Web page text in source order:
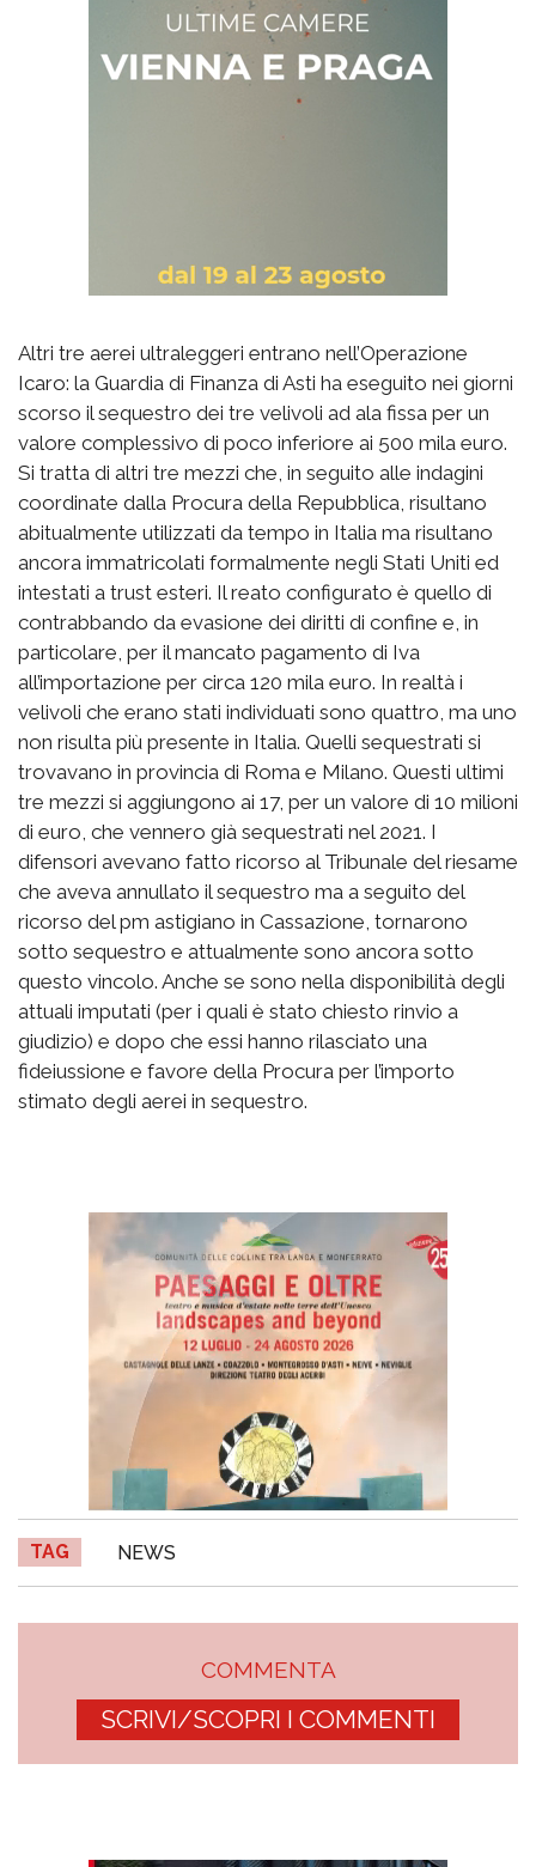
Altri tre aerei ultraleggeri entrano nell’Operazione
Icaro: la Guardia di Finanza di Asti ha eseguito nei giorni
scorso il sequestro dei tre velivoli ad ala fissa per un
valore complessivo di poco inferiore ai 500 mila euro.
Si tratta di altri tre mezzi che, in seguito alle indagini
coordinate dalla Procura della Repubblica, risultano
abitualmente utilizzati da tempo in Italia ma risultano
ancora immatricolati formalmente negli Stati Uniti ed
intestati a trust esteri. Il reato configurato è quello di
contrabbando da evasione dei diritti di confine e, in
particolare, per il mancato pagamento di Iva
all’importazione per circa 120 mila euro. In realtà i
velivoli che erano stati individuati sono quattro, ma uno
non risulta più presente in Italia. Quelli sequestrati si
trovavano in provincia di Roma e Milano. Questi ultimi
tre mezzi si aggiungono ai 17, per un valore di 10 milioni
di euro, che vennero già sequestrati nel 2021. I
difensori avevano fatto ricorso al Tribunale del riesame
che aveva annullato il sequestro ma a seguito del
ricorso del pm astigiano in Cassazione, tornarono
sotto sequestro e attualmente sono ancora sotto
questo vincolo. Anche se sono nella disponibilità degli
attuali imputati (per i quali è stato chiesto rinvio a
giudizio) e dopo che essi hanno rilasciato una
fideiussione e favore della Procura per l’importo
stimato degli aerei in sequestro.
TAG NEWS
COMMENTA
SCRIVI/SCOPRI I COMMENTI